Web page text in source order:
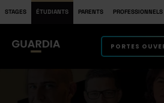
STAGES ÉTUDIANTS PARENTS PROFESSIONNELS
PORTES